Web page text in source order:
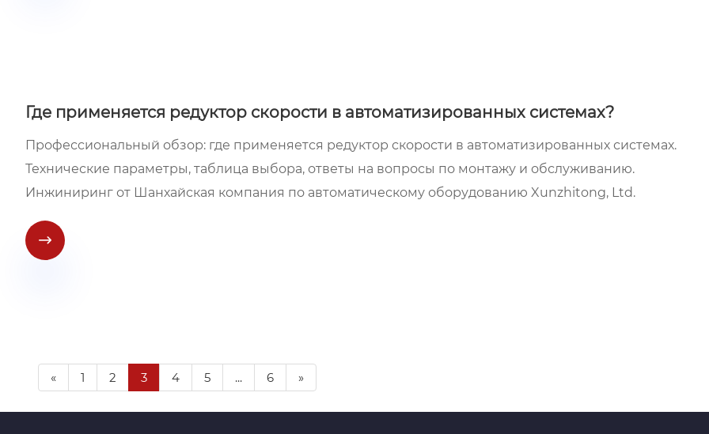
Где применяется редуктор скорости в автоматизированных системах?
Профессиональный обзор: где применяется редуктор скорости в автоматизированных системах.
Технические параметры, таблица выбора, ответы на вопросы по монтажу и обслуживанию.
Инжиниринг от Шанхайская компания по автоматическому оборудованию Xunzhitong, Ltd.

« 1 2 3 4 5 ... 6 »